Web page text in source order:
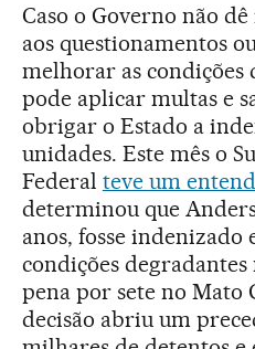
Caso o Governo não
aos questionamentos
melhorar as condições
pode aplicar multas e
obrigar o Estado a
unidades. Este mês o
Federal teve um
determinou que
anos, fosse indenizado
condições
pena por sete no Mato
decisão abriu um